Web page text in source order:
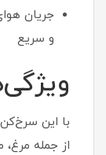
جریان
و سریع
با این
از جمله